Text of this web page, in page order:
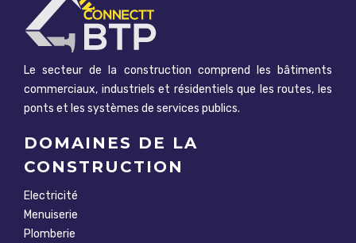
Le secteur de la construction comprend les bâtiments
commerciaux, industriels et résidentiels que les routes, les
ponts et les systèmes de services publics.
DOMAINES DE LA
CONSTRUCTION
Electricité
Menuiserie
Plomberie